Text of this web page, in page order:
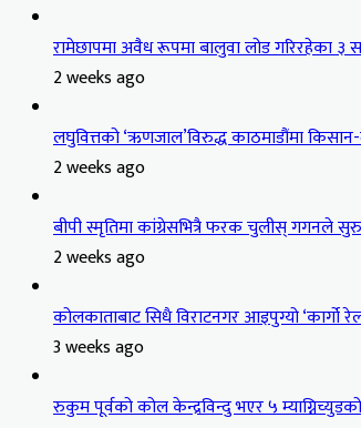
रामेछापमा अवैध रूपमा बालुवा लोड गरिरहेका ३
2 weeks ago
लघुवित्तको ‘ऋणजाल’विरुद्ध काठमाडौंमा किसान-
2 weeks ago
बीपी स्मृतिमा कांग्रेसभित्रै फरक चुलीस् गगनले सुरु
2 weeks ago
कोलकाताबाट सिधै विराटनगर आइपुग्यो ‘कार्गो
3 weeks ago
रुकुम पूर्वको कोल केन्द्रविन्दु भएर ५